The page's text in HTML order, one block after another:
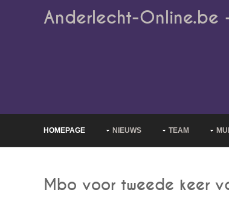
Anderlecht-Online.be
HOMEPAGE NIEUWS TEAM
Mbo voor tweede keer